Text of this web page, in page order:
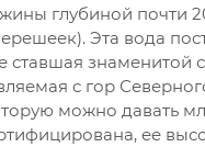
глубиной почти
Эта вода
ставшая знаменитой
с гор
можно давать
ее